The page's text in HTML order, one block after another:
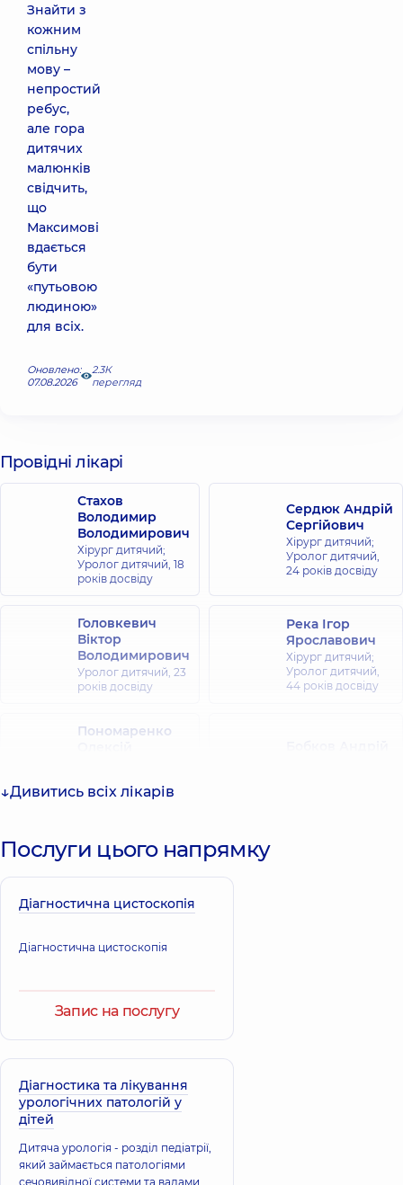
Знайти з
кожним
спільну
мову –
непростий
ребус,
але гора
дитячих
малюнків
свідчить,
що
Максимові
вдається
бути
«путьовою
людиною»
для всіх.
Оновлено:
07.08.2026
2.3К
перегляд
Провідні лікарі
Стахов
Володимир
Володимирович
Хірург дитячий;
Уролог дитячий, 18
років досвіду
Сердюк Андрій
Сергійович
Хірург дитячий;
Уролог дитячий,
24 років досвіду
Головкевич
Віктор
Володимирович
Уролог дитячий, 23
років досвіду
Река Ігор
Ярославович
Хірург дитячий;
Уролог дитячий,
44 років досвіду
Пономаренко
Уролог дитячий;
Пономаренко
Максим
Вікторович
років досвіду
Дивитись всіх лікарів
Послуги цього напрямку
Діагностична цистоскопія
Діагностична цистоскопія
Запис на послугу
Діагностика та лікування
урологічних патологій у
дітей
Дитяча урологія - розділ педіатрії,
який займається патологіями
сечовивідної системи та вадами